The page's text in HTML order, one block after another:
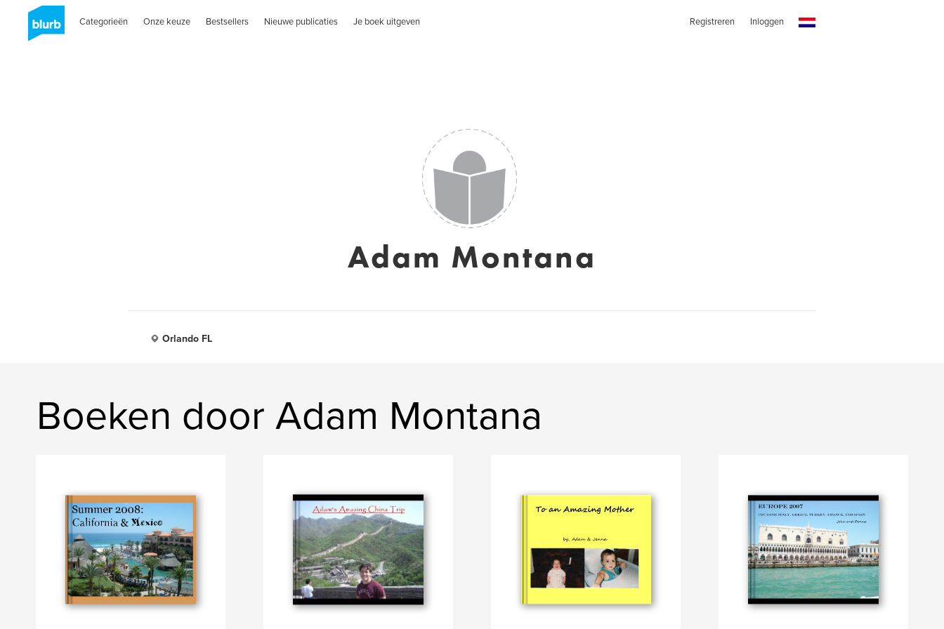
Categorieën Onze keuze Bestsellers Nieuwe publicaties Je boek uitgeven Registreren Inloggen
Adam Montana
Orlando FL
Boeken door Adam Montana